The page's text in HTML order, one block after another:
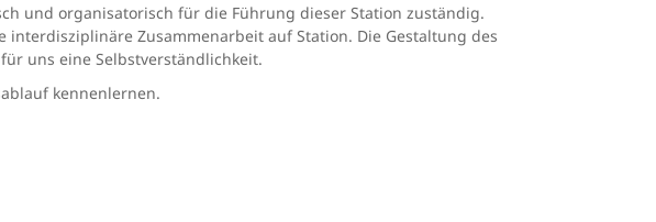
und organisatorisch für die Führung dieser Station zuständig.
Zusammenarbeit auf Station. Die Gestaltung des
uns eine Selbstverständlichkeit.
kennenlernen.